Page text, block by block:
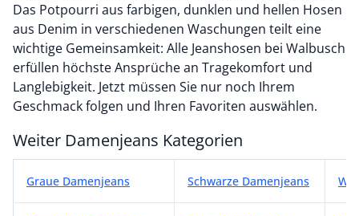
Das Potpourri aus farbigen, dunklen und hellen Hosen
aus Denim in verschiedenen Waschungen teilt eine
wichtige Gemeinsamkeit: Alle Jeanshosen bei Walbusch
erfüllen höchste Ansprüche an Tragekomfort und
Langlebigkeit. Jetzt müssen Sie nur noch Ihrem
Geschmack folgen und Ihren Favoriten auswählen.
Weiter Damenjeans Kategorien
Graue Damenjeans Schwarze Damenjeans